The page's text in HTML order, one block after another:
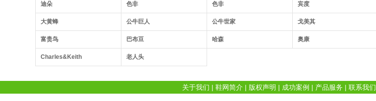
迪朵 色非 色非 宾度
大黄蜂 公牛巨人 公牛世家 戈美其
富贵鸟 巴布豆 哈森 奥康
Charles&Keith 老人头
关于我们 | 鞋网简介 | 版权声明 | 成功案例 | 产品服务 | 联系我们